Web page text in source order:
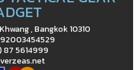
, Bangkok 10310
87 5614999